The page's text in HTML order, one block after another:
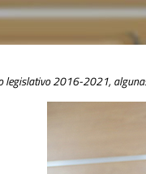
legislativo 2016-2021,